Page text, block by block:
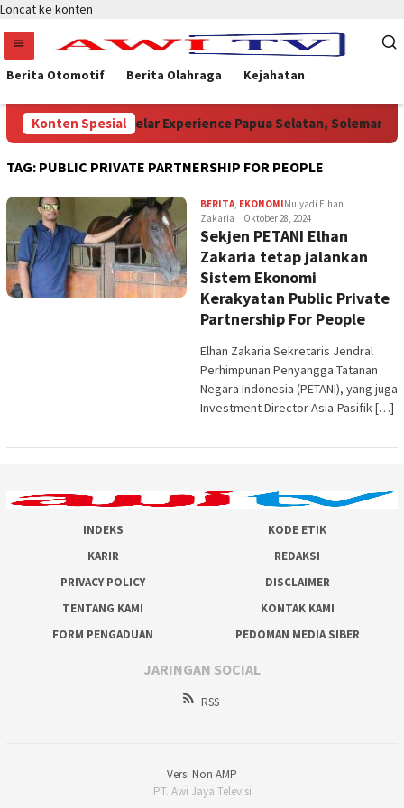
Loncat ke konten
Berita Otomotif Berita Olahraga Kejahatan
Konten Spesial
Sukses Digelar Experience Papua Selatan, Soleman
TAG: PUBLIC PRIVATE PARTNERSHIP FOR PEOPLE
BERITA, EKONOMIMulyadi Elhan
Zakaria
Oktober 28, 2024
Sekjen PETANI Elhan
Zakaria tetap jalankan
Sistem Ekonomi
Kerakyatan Public Private
Partnership For People
Elhan Zakaria Sekretaris Jendral
Perhimpunan Penyangga Tatanan
Negara Indonesia (PETANI), yang juga
Investment Director Asia-Pasifik […]
INDEKS
KODE ETIK
KARIR
REDAKSI
PRIVACY POLICY
DISCLAIMER
TENTANG KAMI
KONTAK KAMI
FORM PENGADUAN
PEDOMAN MEDIA SIBER
JARINGAN SOCIAL
RSS
Versi Non AMP
PT. Awi Jaya Televisi